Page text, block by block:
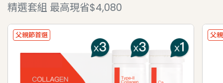
精選套組 最高現省$4,080
父親節首選 父